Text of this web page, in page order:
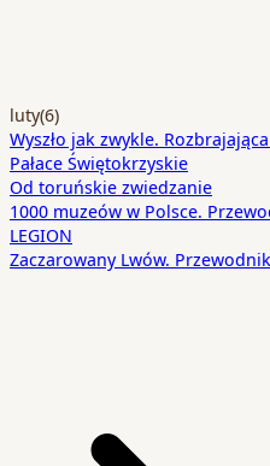
luty(6)
Wyszło jak zwykle.
Pałace Świętokrzyskie
Od toruńskie zwiedzanie
1000 muzeów w Polsce.
LEGION
Zaczarowany Lwów.